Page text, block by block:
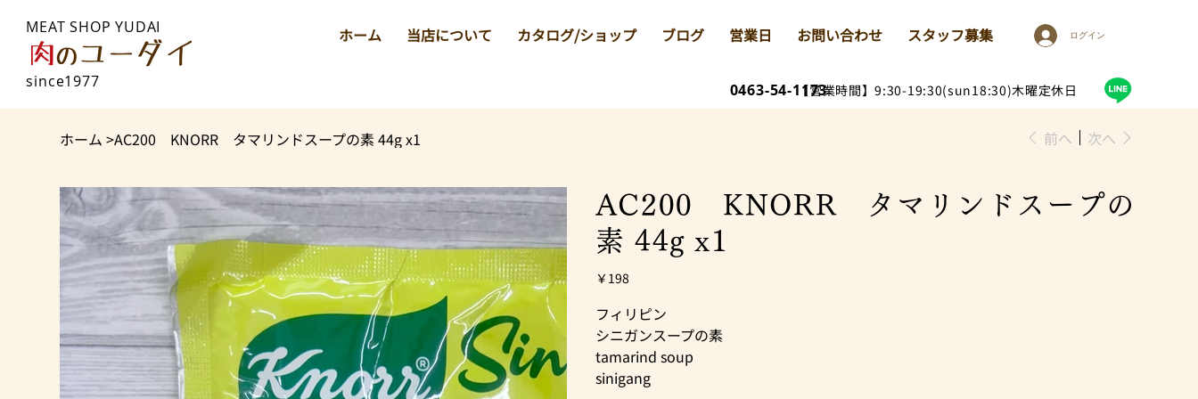
0463-54-1173【営業時間】9:30-19:30(sun18:30)木曜定休日
MEAT SHOP YUDAI
since1977
ホーム 当店について カタログ/ショップ ブログ 営業日 お問い合わせ スタッフ募集 ログイン
ホーム >AC200 KNORR タマリンドスープの素 44g x1 前へ 次へ
AC200 KNORR タマリンドスープの
素 44g x1
価
格
￥198
フィリピン
シニガンスープの素
tamarind soup
sinigang